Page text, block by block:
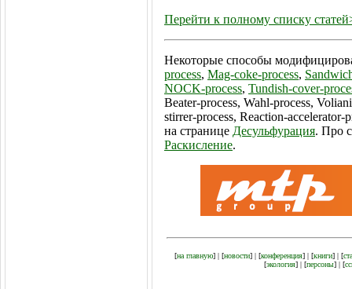
Перейти к полному списку
Некоторые способы
process, Mag-coke-process,
NOCK-process, Tundish-cover-
Beater-process, Wahl-process,
stirrer-process, Reaction-
на странице Десульфурация. Про
Раскисление.
[на главную] | [новости] | [конференция] | [книги] | [
[экология] | [персоны] | [